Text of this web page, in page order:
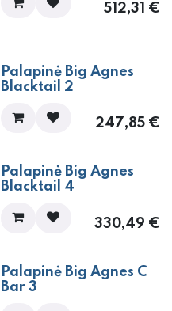
512,31 €
Palapinė Big Agnes
Blacktail 2
247,85€
Palapinė Big Agnes
Blacktail 4
330,49 €
Palapinė Big Agnes C
Bar 3